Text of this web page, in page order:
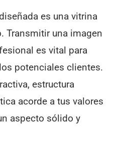
es una vitrina
Transmitir una imagen
es vital para
potenciales clientes.
estructura
acorde a tus valores
aspecto sólido y